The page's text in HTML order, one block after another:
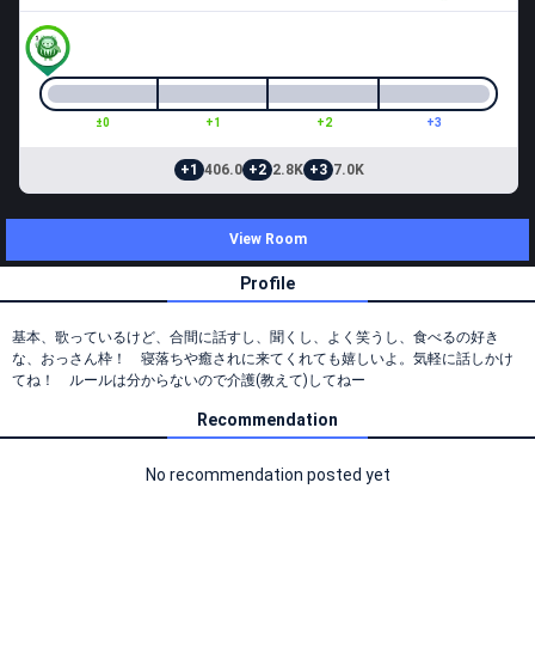
±0 +1 +2 +3
+1 406.0 +2 2.8K +3 7.0K
View Room
Profile
基本、歌っているけど、合間に話すし、聞くし、よく笑うし、食べるの好き
な、おっさん枠！ 寝落ちや癒されに来てくれても嬉しいよ。気軽に話しかけ
てね！ ルールは分からないので介護(教えて)してねー
Recommendation
No recommendation posted yet